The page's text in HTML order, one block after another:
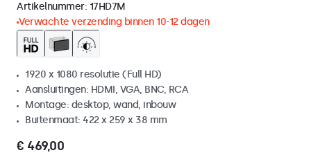
Artikelnummer: 17HD7M
Verwachte verzending binnen 10-12 dagen
1920 x 1080 resolutie (Full HD)
Aansluitingen: HDMI, VGA, BNC, RCA
Montage: desktop, wand, inbouw
Buitenmaat: 422 x 259 x 38 mm
€ 469,00